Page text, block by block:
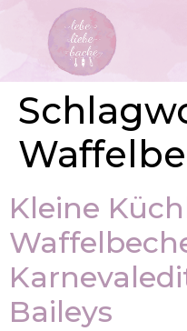
Kleine
Baileys